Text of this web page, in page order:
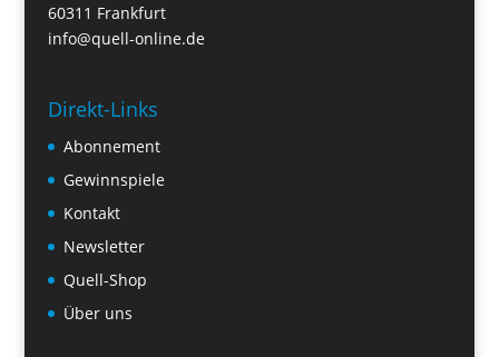
60311 Frankfurt
info@quell-online.de
Direkt-Links
Abonnement
Gewinnspiele
Kontakt
Newsletter
Quell-Shop
Über uns